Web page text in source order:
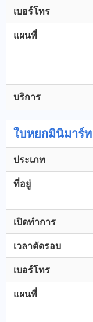
เบอร์โทร
แผนที่
บริการ
ใบหยกมินิมาร์ท
ประเภท
ที่อยู่
เปิดทำการ
เวลาตัดรอบ
เบอร์โทร
แผนที่